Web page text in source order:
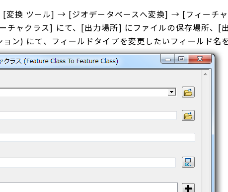
換 ツール] → [ジオデータベースへ変換] → [フィーチャ
ャクラス] にて、[出力場所] にファイルの保存場所、[
ン) にて、フィールドタイプを変更したいフィールド名